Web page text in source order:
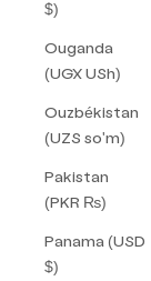
$)
Ouganda
(UGX USh)
Ouzbékistan
(UZS so'm)
Pakistan
(PKR ₨)
Panama (USD
$)